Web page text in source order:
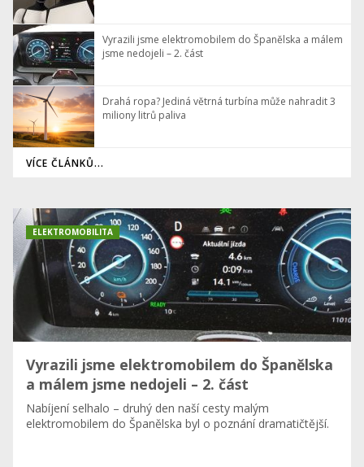
Vyrazili jsme elektromobilem do Španělska a málem
jsme nedojeli – 2. část
Drahá ropa? Jediná větrná turbína může nahradit 3
miliony litrů paliva
VÍCE ČLÁNKŮ...
Vyrazili jsme elektromobilem do Španělska
a málem jsme nedojeli – 2. část
Nabíjení selhalo – druhý den naší cesty malým
elektromobilem do Španělska byl o poznání dramatičtější.
ELEKTROMOBILITA